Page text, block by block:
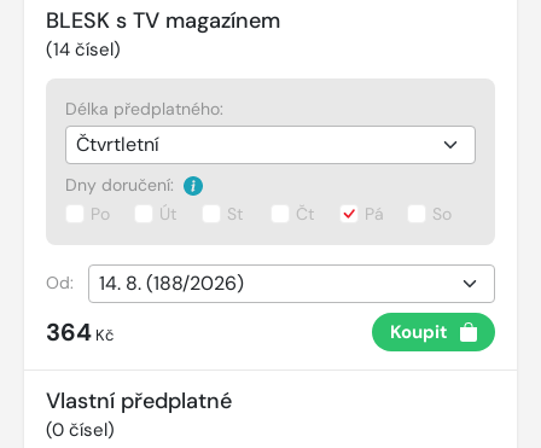
BLESK s TV magazínem
(14 čísel)
Délka předplatného:
Dny doručení:
Po
Út St Čt Pá So
Od:
364 Kč Koupit
Vlastní předplatné
(0 čísel)